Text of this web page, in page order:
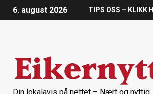
6. august 2026 TIPS OSS – KLIKK